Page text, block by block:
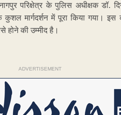
परिक्षेत्र के पुलिस अधीक्षक डॉ.
मार्गदर्शन में पूरा किया गया। इस
की उम्मीद है।
ADVERTISEMENT